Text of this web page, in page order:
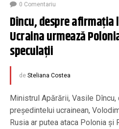
0 Comentariu
Dîncu, despre afirmaţia
Ucraina urmează
speculaţii
de Steliana Costea
Ministrul Apărării, Vasile
preşedintelui ucrainean,
Rusia ar putea ataca Polonia şi